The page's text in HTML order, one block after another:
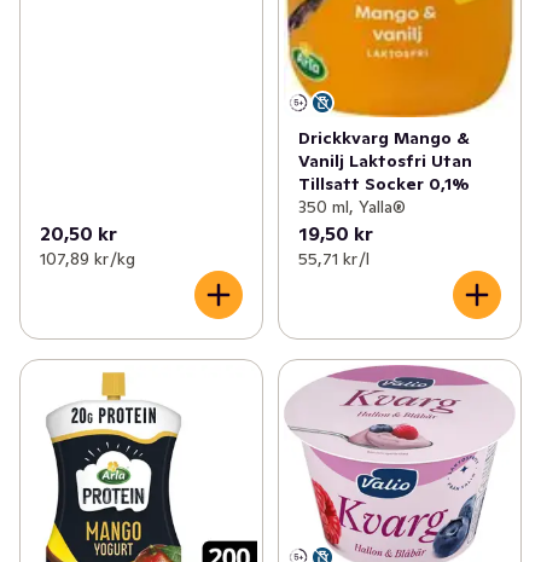
20,50 kr
107,89 kr /kg
Drickkvarg Mango &
Vanilj Laktosfri Utan
Tillsatt Socker 0,1%
350 ml, Yalla®
19,50 kr
55,71 kr /l